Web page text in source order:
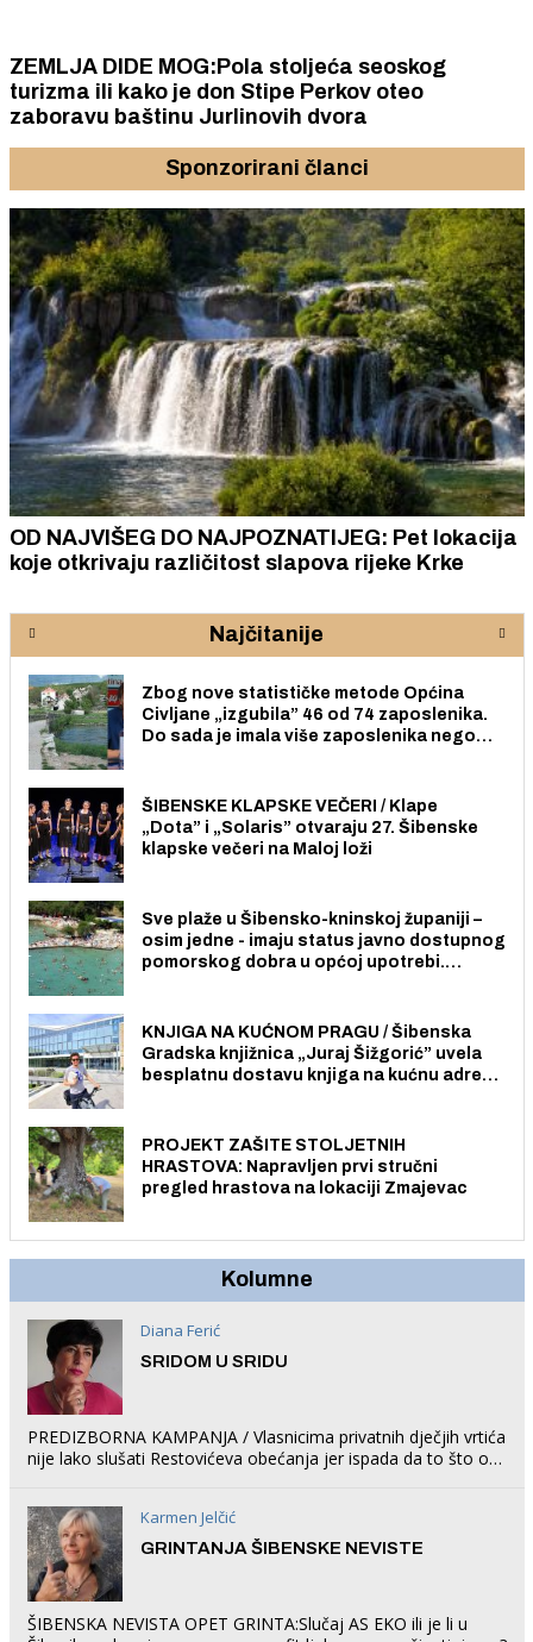
ZEMLJA DIDE MOG:Pola stoljeća seoskog
turizma ili kako je don Stipe Perkov oteo
zaboravu baštinu Jurlinovih dvora
Sponzorirani članci
OD NAJVIŠEG DO NAJPOZNATIJEG: Pet lokacija
koje otkrivaju različitost slapova rijeke Krke
Najčitanije
Zbog nove statističke metode Općina
Civljane „izgubila” 46 od 74 zaposlenika.
Do sada je imala više zaposlenika nego
ŠIBENSKE KLAPSKE VEČERI / Klape
„Dota” i „Solaris” otvaraju 27. Šibenske
klapske večeri na Maloj loži
Sve plaže u Šibensko-kninskoj županiji –
osim jedne - imaju status javno dostupnog
pomorskog dobra u općoj upotrebi.
KNJIGA NA KUĆNOM PRAGU / Šibenska
Gradska knjižnica „Juraj Šižgorić” uvela
besplatnu dostavu knjiga na kućnu adresu
PROJEKT ZAŠITE STOLJETNIH
HRASTOVA: Napravljen prvi stručni
pregled hrastova na lokaciji Zmajevac
Kolumne
Diana Ferić
SRIDOM U SRIDU
PREDIZBORNA KAMPANJA / Vlasnicima privatnih dječjih vrtića
nije lako slušati Restovićeva obećanja jer ispada da to što oni
Karmen Jelčić
GRINTANJA ŠIBENSKE NEVISTE
ŠIBENSKA NEVISTA OPET GRINTA:Slučaj AS EKO ili je li u